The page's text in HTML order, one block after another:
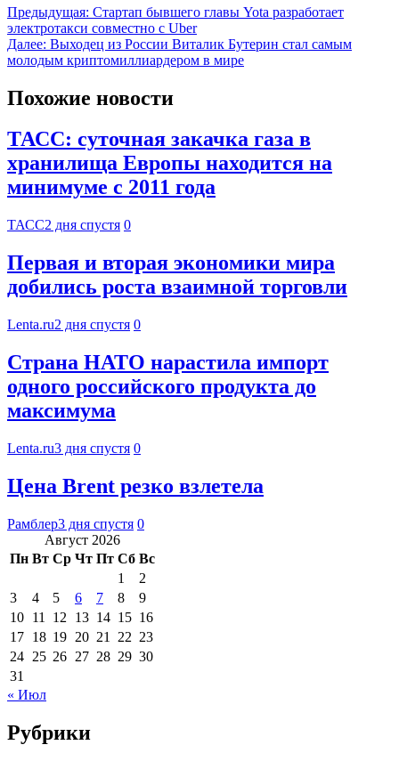
Предыдущая: Стартап бывшего главы Yota разработает
электротакси совместно с Uber
Далее: Выходец из России Виталик Бутерин стал самым
молодым криптомиллиардером в мире
Похожие новости
ТАСС: суточная закачка газа в
хранилища Европы находится на
минимуме с 2011 года
ТАСС2 дня спустя 0
Первая и вторая экономики мира
добились роста взаимной торговли
Lenta.ru2 дня спустя 0
Страна НАТО нарастила импорт
одного российского продукта до
максимума
Lenta.ru3 дня спустя 0
Цена Brent резко взлетела
Рамблер3 дня спустя 0
Август 2026
Пн Вт Ср Чт Пт Сб Вс
1
2
3
4 5 6 7 8
9
10 11 12 13 14 15 16
17 18 19 20 21 22 23
24 25 26 27 28 29 30
31
« Июл
Рубрики